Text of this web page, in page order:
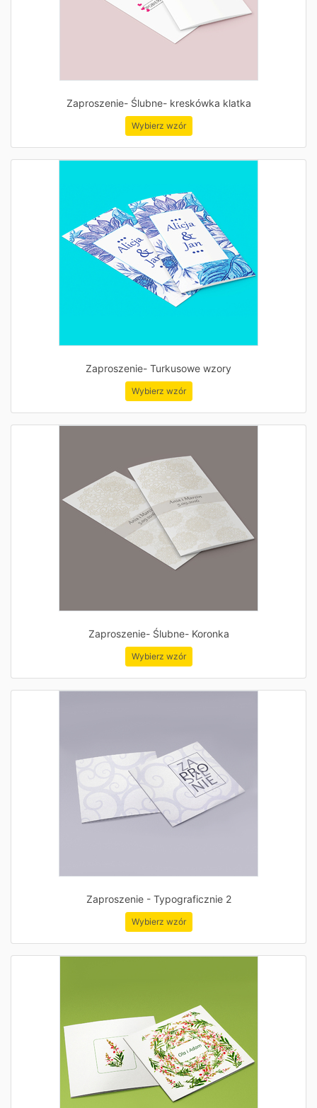
Zaproszenie- Ślubne- kreskówka klatka
Wybierz wzór
Zaproszenie- Turkusowe wzory
Wybierz wzór
Zaproszenie- Ślubne- Koronka
Wybierz wzór
Zaproszenie - Typograficznie 2
Wybierz wzór